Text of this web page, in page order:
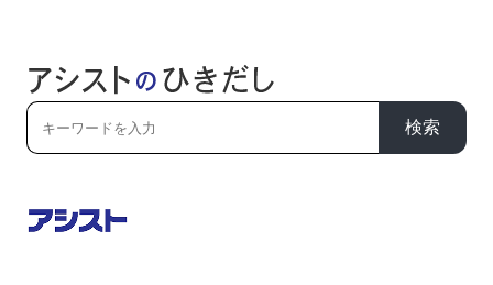
検索